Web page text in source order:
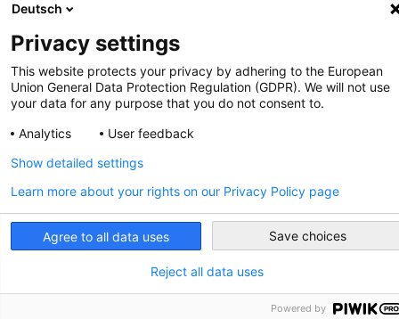
Impressum
Whistleblowing-Verfahren
©Copyright - 2026 AHK
Deutsch
Privacy settings
This website protects your privacy by adhering to the European
Union General Data Protection Regulation (GDPR). We will not use
your data for any purpose that you do not consent to.
Analytics
User feedback
Agree to all data uses
Reject all data uses
Show detailed settings
Learn more about your rights on our Privacy Policy page
Save choices
Powered by